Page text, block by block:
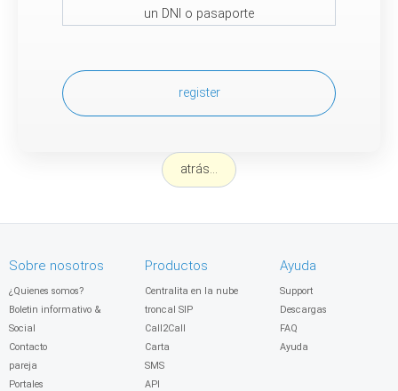
un DNI o pasaporte
register
atrás...
Sobre nosotros
¿Quienes somos?
Boletin informativo &
Social
Contacto
pareja
Portales
Productos
Centralita en la nube
troncal SIP
Call2Call
Carta
SMS
API
Ayuda
Support
Descargas
FAQ
Ayuda